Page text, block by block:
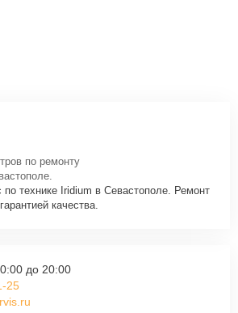
по ремонту
технике Iridium в Севастополе. Ремонт
качества.
до 20:00
25